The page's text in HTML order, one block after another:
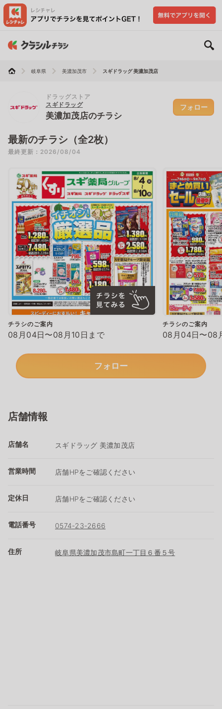
岐阜県 美濃加茂市 スギドラッグ 美濃加茂店
ドラッグストア
スギドラッグ
美濃加茂店のチラシ
フォロー
最新のチラシ（全2枚）
最終更新：2026/08/04
チラシのご案内
08月04日〜08月10日まで
チラシのご案内
08月04日〜08
フォロー
店舗情報
店舗名 スギドラッグ 美濃加茂店
営業時間 店舗HPをご確認ください
定休日 店舗HPをご確認ください
電話番号 0574-23-2666
住所 岐阜県美濃加茂市島町一丁目６番５号